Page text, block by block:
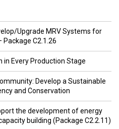
Upgrade MRV Systems for
C2.1.26
in Every Production Stage
Develop a Sustainable
and Conservation
the development of energy
building (Package C2.2.11)